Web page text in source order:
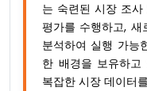
는 숙련된 시장 조
평가를 수행하고, 새
분석하여 실행 가능
한 배경을 보유하
복잡한 시장 데이터